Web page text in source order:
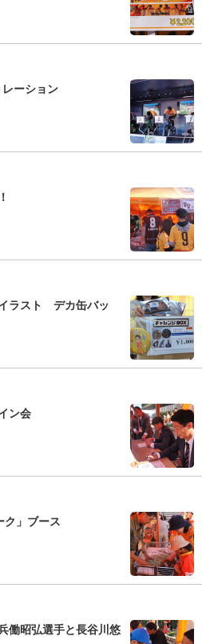
レーション
ラスト デカ缶バッ
ン会
ク」ブース
働昭弘選手と長谷川悠